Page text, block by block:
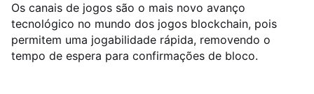
Os canais de jogos são o mais novo avanço
tecnológico no mundo dos jogos blockchain, pois
permitem uma jogabilidade rápida, removendo o
tempo de espera para confirmações de bloco.